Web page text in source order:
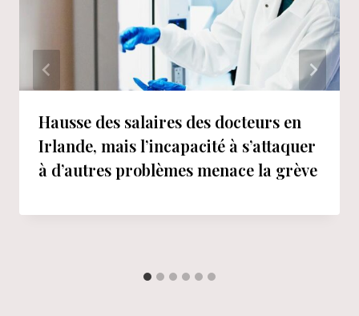
Hausse des salaires des docteurs en
Irlande, mais l’incapacité à s’attaquer
à d’autres problèmes menace la grève